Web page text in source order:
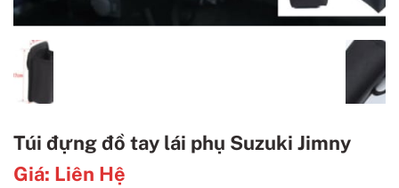
Túi đựng đồ tay lái phụ Suzuki Jimny
Giá: Liên Hệ